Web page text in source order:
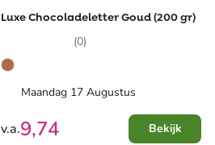
Luxe Chocoladeletter Goud (200 gr)
(0)
Maandag 17 Augustus
v.a.9,74 Bekijk